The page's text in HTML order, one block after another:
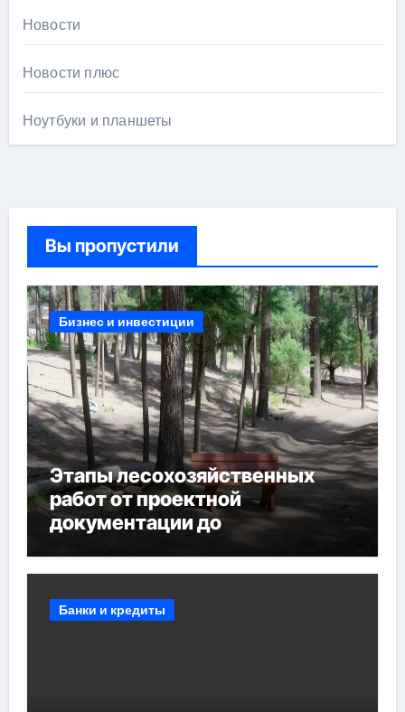
Новости
Новости плюс
Ноутбуки и планшеты
Вы пропустили
Бизнес и инвестиции
Этапы лесохозяйственных
работ от проектной
документации до
мероприятий и обустройства
Банки и кредиты